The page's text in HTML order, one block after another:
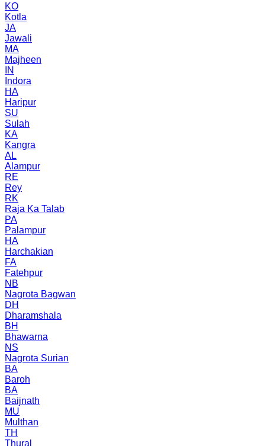
KO
Kotla
JA
Jawali
MA
Majheen
IN
Indora
HA
Haripur
SU
Sulah
KA
Kangra
AL
Alampur
RE
Rey
RK
Raja Ka Talab
PA
Palampur
HA
Harchakian
FA
Fatehpur
NB
Nagrota Bagwan
DH
Dharamshala
BH
Bhawarna
NS
Nagrota Surian
BA
Baroh
BA
Baijnath
MU
Multhan
TH
Thural